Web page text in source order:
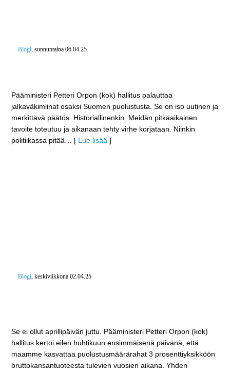
Blogi, sunnuntaina 06.04.25
Pääministeri Petteri Orpon (kok) hallitus palauttaa
jalkaväkimiinat osaksi Suomen puolustusta. Se on iso uutinen ja
merkittävä päätös. Historiallinenkin. Meidän pitkäaikainen
tavoite toteutuu ja aikanaan tehty virhe korjataan. Niinkin
politiikassa pitää … [ Lue lisää ]
Blogi, keskiviikkona 02.04.25
Se ei ollut aprillipäivän juttu. Pääministeri Petteri Orpon (kok)
hallitus kertoi eilen huhtikuun ensimmäisenä päivänä, että
maamme kasvattaa puolustusmäärärahat 3 prosenttiyksikköön
bruttokansantuoteesta tulevien vuosien aikana. Yhden